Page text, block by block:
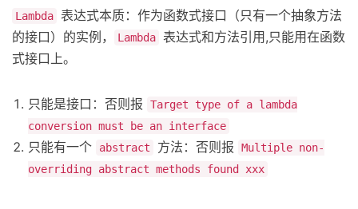
Lambda 表达式本质：作为函数式接口（只有一个抽象方法
的接口）的实例，
Lambda 表达式和方法引用,只能用在函数
式接口上。
只能是接口：否则报
Target type of a lambda
conversion must be an interface
只能有一个 abstract 方法：否则报
Multiple non-
overriding abstract methods found xxx